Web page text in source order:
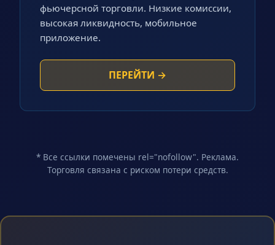
фьючерсной торговли. Низкие комиссии,
высокая ликвидность, мобильное
приложение.
ПЕРЕЙТИ →
* Все ссылки помечены rel="nofollow". Реклама.
Торговля связана с риском потери средств.